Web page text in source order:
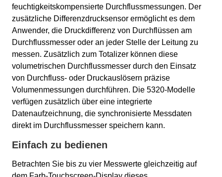
feuchtigkeitskompensierte Durchflussmessungen. Der
zusätzliche Differenzdrucksensor ermöglicht es dem
Anwender, die Druckdifferenz von Durchflüssen am
Durchflussmesser oder an jeder Stelle der Leitung zu
messen. Zusätzlich zum Totalizer können diese
volumetrischen Durchflussmesser durch den Einsatz
von Durchfluss- oder Druckauslösern präzise
Volumenmessungen durchführen. Die 5320-Modelle
verfügen zusätzlich über eine integrierte
Datenaufzeichnung, die synchronisierte Messdaten
direkt im Durchflussmesser speichern kann.
Einfach zu bedienen
Betrachten Sie bis zu vier Messwerte gleichzeitig auf